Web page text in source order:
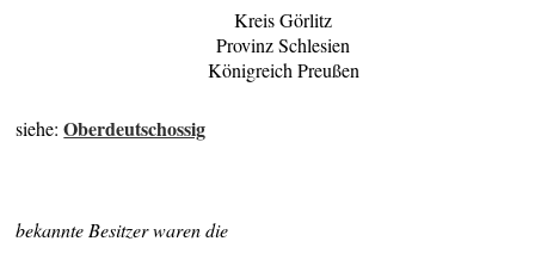
Kreis Görlitz
Provinz Schlesien
Königreich Preußen
siehe:Oberdeutschossig
bekannte Besitzer waren die